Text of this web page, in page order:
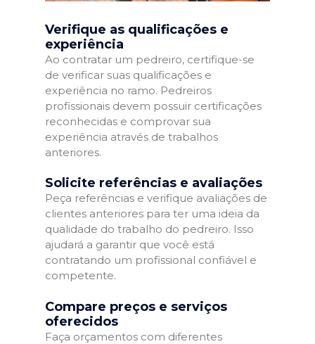
Verifique as qualificações e
experiência
Ao contratar um pedreiro, certifique-se
de verificar suas qualificações e
experiência no ramo. Pedreiros
profissionais devem possuir certificações
reconhecidas e comprovar sua
experiência através de trabalhos
anteriores.
Solicite referências e avaliações
Peça referências e verifique avaliações de
clientes anteriores para ter uma ideia da
qualidade do trabalho do pedreiro. Isso
ajudará a garantir que você está
contratando um profissional confiável e
competente.
Compare preços e serviços
oferecidos
Faça orçamentos com diferentes